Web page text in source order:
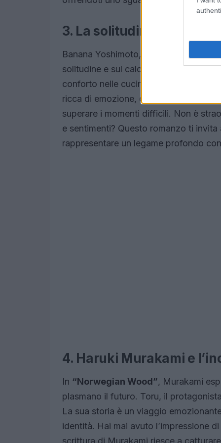
3. La solitudine e la
Banana Yoshimoto, con il suo
solitudine e sul calore della famiglia.
conforto nelle cucine, simbolo di
ricca di emozione, descrivendo come
superare i momenti difficili. Non è
e sentimenti? Questo romanzo ti
rappresentare un legame profondo
4. Haruki Murakami e
In “Norwegian Wood”, Murakami
plasmano il futuro. Toru, il
La sua storia è un viaggio
identità. Hai mai avuto l’impressione